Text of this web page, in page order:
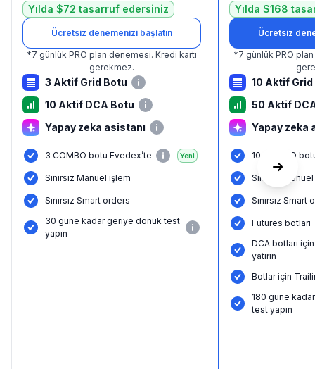
Yılda $72 tasarruf edersiniz
Ücretsiz denemenizi başlatın
*7 günlük PRO plan denemesi. Kredi kartı
gerekmez.
3 Aktif Grid Botu
10 Aktif DCA Botu
Yapay zeka asistanı
3 COMBO botu Evedex’te Yeni
Sınırsız Manuel işlem
Sınırsız Smart orders
30 güne kadar geriye dönük test
yapın
Yılda $168
Ücretsiz
*7 günlük PRO
10 Aktif
50 Aktif
Yapay zeka
10 COMBO
Sınırsız
Sınırsız Smart
Futures botları
DCA botları
yatırın
Botlar için
180 güne
test yapın